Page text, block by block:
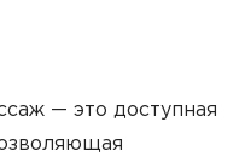
— это доступная